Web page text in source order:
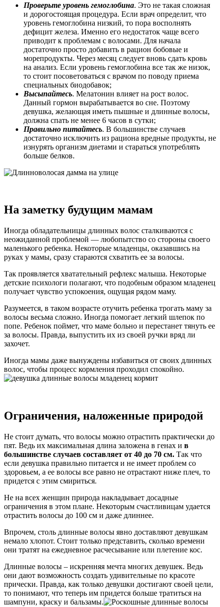
Проверьте уровень гемоглобина. Это не такая сложная
и дорогостоящая процедура. Если врач определит, что
уровень гемоглобина низкий, то пора восполнять
дефицит железа. Именно его недостаток чаще всего
приводит к проблемам с волосами. Для начала
достаточно просто добавить в рацион бобовые и
морепродукты. Через месяц следует вновь сдать кровь
на анализ. Если уровень гемоглобина все так же низок,
то стоит посоветоваться с врачом по поводу приема
специальных биодобавок;
Высыпайтесь. Мелатонин влияет на рост волос.
Данный гормон вырабатывается во сне. Поэтому
девушка, желающая иметь пышные и длинные волосы,
должна спать не менее 6 часов в сутки;
Правильно питайтесь. В большинстве случаев
достаточно исключить из рациона вредные продукты, не
изнурять организм диетами и стараться употреблять
больше белков.
На заметку будущим мамам
Иногда обладательницы длинных волос сталкиваются с
неожиданной проблемой — любопытство со стороны своего
маленького ребенка. Некоторые младенцы, оказавшись на
руках у мамы, сразу стараются схватить ее за волосы.
Так проявляется хватательный рефлекс малыша. Некоторые
детские психологи полагают, что подобным образом младенец
получает чувство успокоения, ощущая рядом маму.
Разумеется, в таком возрасте отучить ребенка трогать маму за
волосы весьма сложно. Иногда помогает легкий шлепок по
попе. Ребенок поймет, что маме больно и перестанет тянуть ее
за волосы. Правда, выпустить их из своей ручки вряд ли
захочет.
Иногда мамы даже вынуждены избавиться от своих длинных
волос, чтобы процесс кормления проходил спокойно.
Ограничения, наложенные природой
Не стоит думать, что волосы можно отрастить практически до
пят. Ведь их максимальная длина заложена в генах и в
большинстве случаев составляет от 40 до 70 см. Так что
если девушка правильно питается и не имеет проблем со
здоровьем, а ее волосы все равно не отрастают ниже плеч, то
придется с этим смириться.
Не на всех женщин природа накладывает досадные
ограничения в этом плане. Некоторым счастливицам удается
отрастить волосы до 100 см и даже длиннее.
Впрочем, столь длинные волосы явно доставляют девушкам
немало хлопот. Стоит только представить, сколько времени
они тратят на ежедневное расчесывание или плетение кос.
Длинные волосы – искренняя мечта многих девушек. Ведь
они дают возможность создать удивительные по красоте
прически. Правда, как только девушки достигают своей цели,
то понимают, что теперь им придется больше тратиться на
шампуни, краску и бальзамы.